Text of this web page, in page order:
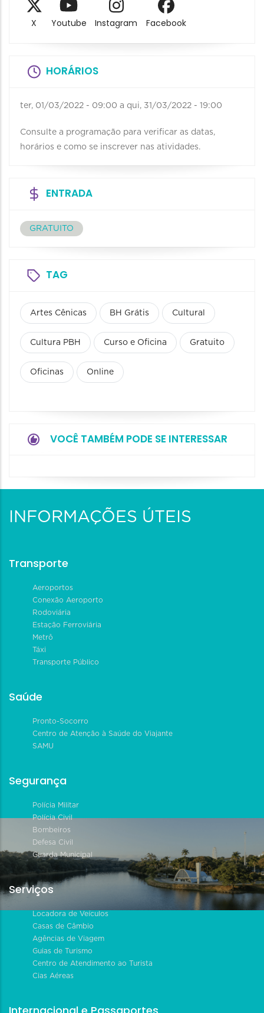
X Youtube Instagram Facebook
HORÁRIOS
ter, 01/03/2022 - 09:00 a qui, 31/03/2022 - 19:00
Consulte a programação para verificar as datas,
horários e como se inscrever nas atividades.
ENTRADA
GRATUITO
TAG
Artes Cênicas BH Grátis Cultural
Cultura PBH Curso e Oficina Gratuito
Oficinas Online
VOCÊ TAMBÉM PODE SE INTERESSAR
INFORMAÇÕES ÚTEIS
Transporte
Aeroportos
Conexão Aeroporto
Rodoviária
Estação Ferroviária
Metrô
Táxi
Transporte Público
Saúde
Pronto-Socorro
Centro de Atenção à Saúde do Viajante
SAMU
Segurança
Polícia Militar
Polícia Civil
Bombeiros
Defesa Civil
Guarda Municipal
Serviços
Locadora de Veículos
Casas de Câmbio
Agências de Viagem
Guias de Turismo
Centro de Atendimento ao Turista
Cias Aéreas